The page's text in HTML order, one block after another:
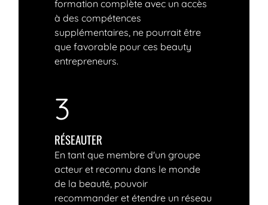
formation complète avec un accès
à des compétences
supplémentaires, ne pourrait être
que favorable pour ces beauty
entrepreneurs.
3
RÉSEAUTER
En tant que membre d'un groupe
acteur et reconnu dans le monde
de la beauté, pouvoir
recommander et étendre un réseau